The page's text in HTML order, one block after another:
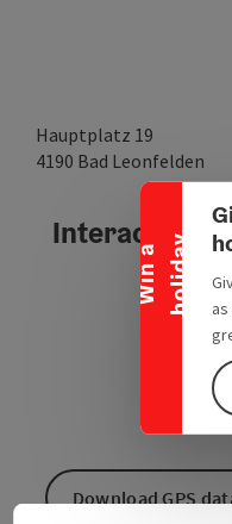
W
i
n
a
h
o
l
i
d
a y
Collapse banner
Hauptplatz 19
4190 Bad Leonfelden
Interactive
Download GPS